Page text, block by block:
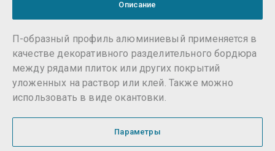
Описание
П-образный профиль алюминиевый применяется в
качестве декоративного разделительного бордюра
между рядами плиток или других покрытий
уложенных на раствор или клей. Также можно
использовать в виде окантовки.
Параметры